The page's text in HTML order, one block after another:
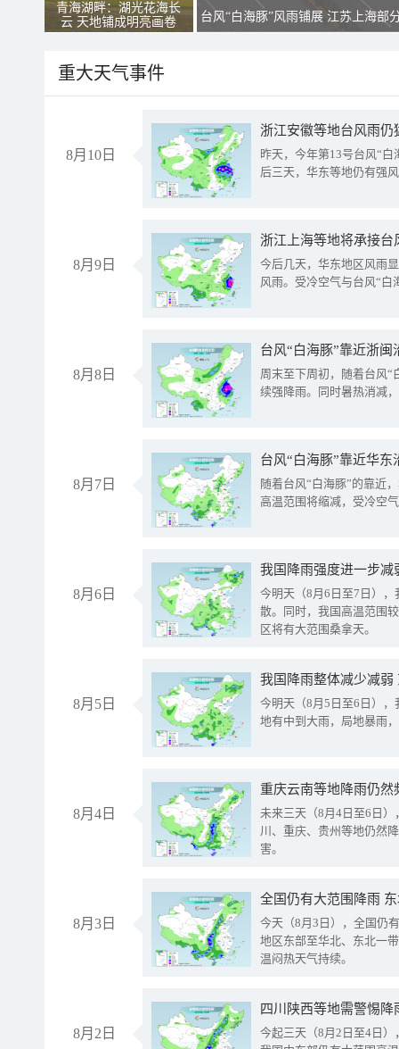
青海湖畔：湖光花海长
云 天地铺成明亮画卷
台风“白海豚”风雨铺展 江苏上海部
重大天气事件
8月10日
浙江安徽等地台风雨
昨天，今年第13号台风“
后三天，华东等地仍有强
8月9日
浙江上海等地将承接台
今后几天，华东地区风雨
风雨。受冷空气与台风“白
8月8日
台风“白海豚”靠近浙
周末至下周初，随着台风“
续强降雨。同时暑热消减
8月7日
台风“白海豚”靠近华
随着台风“白海豚”的靠近
高温范围将缩减，受冷空
8月6日
今明天（8月6日至7日）
散。同时，我国高温范围
区将有大范围桑拿天。
8月5日
我国降雨整体减少减弱
今明天（8月5日至6日）
地有中到大雨，局地暴雨
8月4日
重庆云南等地降雨仍然
未来三天（8月4日至6日
川、重庆、贵州等地仍然
害。
8月3日
全国仍有大范围降雨
今天（8月3日），全国仍
地区东部至华北、东北一
温闷热天气持续。
8月2日
今起三天（8月2日至4日